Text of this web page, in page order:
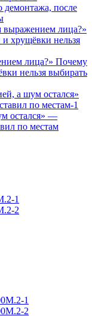
демонтажа, после
лица?» Почему
нельзя выбирать
остался» —
по местам